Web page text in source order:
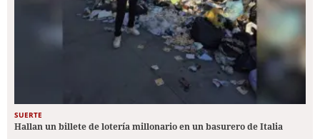
SUERTE
Hallan un billete de lotería millonario en un basurero de Italia